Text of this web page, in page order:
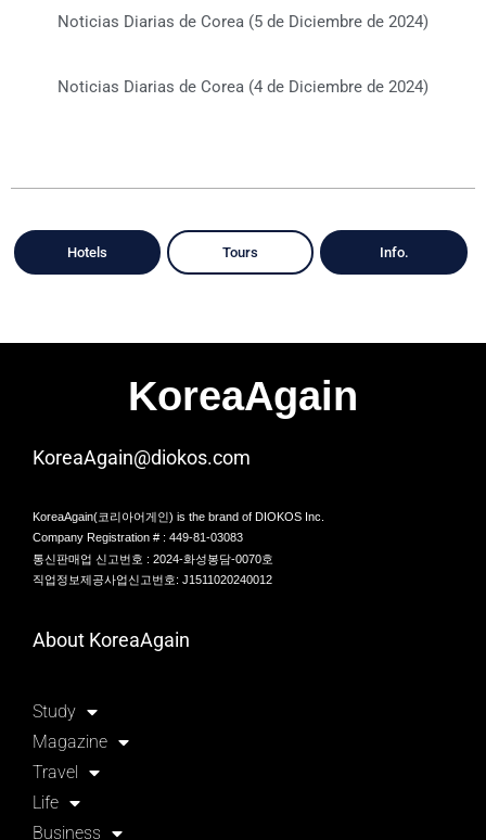
Noticias Diarias de Corea (5 de Diciembre de 2024)
Noticias Diarias de Corea (4 de Diciembre de 2024)
Hotels Tours Info.
KoreaAgain
KoreaAgain@diokos.com
KoreaAgain(코리아어게인) is the brand of DIOKOS Inc.
Company Registration # : 449-81-03083
통신판매업 신고번호 : 2024-화성봉담-0070호
직업정보제공사업신고번호: J1511020240012
About KoreaAgain
Study
Magazine
Travel
Life
Business